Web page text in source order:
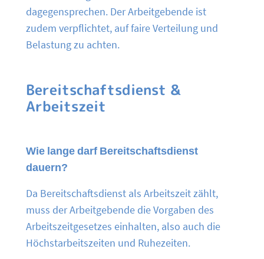
dagegensprechen. Der Arbeitgebende ist
zudem verpflichtet, auf faire Verteilung und
Belastung zu achten.
Bereitschaftsdienst &
Arbeitszeit
Wie lange darf Bereitschaftsdienst
dauern?
Da Bereitschaftsdienst als Arbeitszeit zählt,
muss der Arbeitgebende die Vorgaben des
Arbeitszeitgesetzes einhalten, also auch die
Höchstarbeitszeiten und Ruhezeiten.